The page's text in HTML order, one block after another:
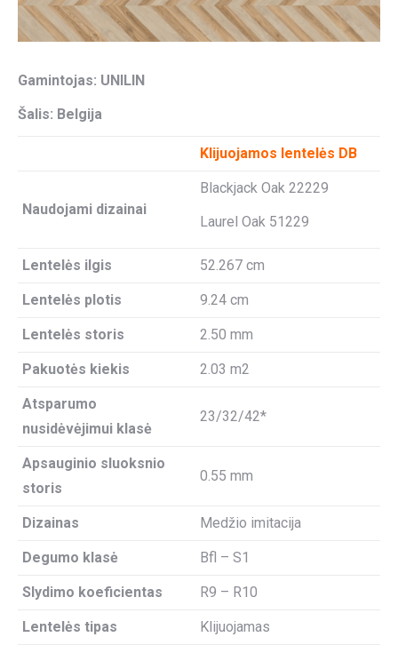
Gamintojas: UNILIN
Šalis: Belgija
Klijuojamos lentelės DB
Naudojami dizainai
Blackjack Oak 22229
Laurel Oak 51229
Lentelės ilgis 52.267 cm
Lentelės plotis 9.24 cm
Lentelės storis 2.50 mm
Pakuotės kiekis 2.03 m2
Atsparumo
nusidėvėjimui klasė
23/32/42*
Apsauginio sluoksnio
storis
0.55 mm
Dizainas Medžio imitacija
Degumo klasė Bfl – S1
Slydimo koeficientas R9 – R10
Lentelės tipas Klijuojamas